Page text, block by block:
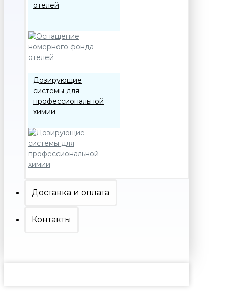
отелей
Дозирующие
системы для
профессиональной
химии
Доставка и оплата
Контакты